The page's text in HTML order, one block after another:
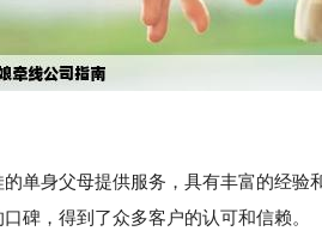
单身父母提供服务，具有丰富的经验
，得到了众多客户的认可和信赖。